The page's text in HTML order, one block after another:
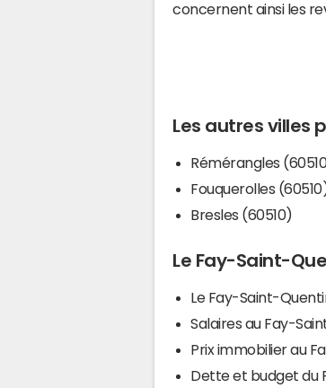
concernent ainsi les
Les autres villes
Rémérangles
Fouquerolles
Bresles (60510)
Le Fay-Saint-
Le Fay-Saint-
Salaires au Fay-
Prix immobilier au
Dette et budget du